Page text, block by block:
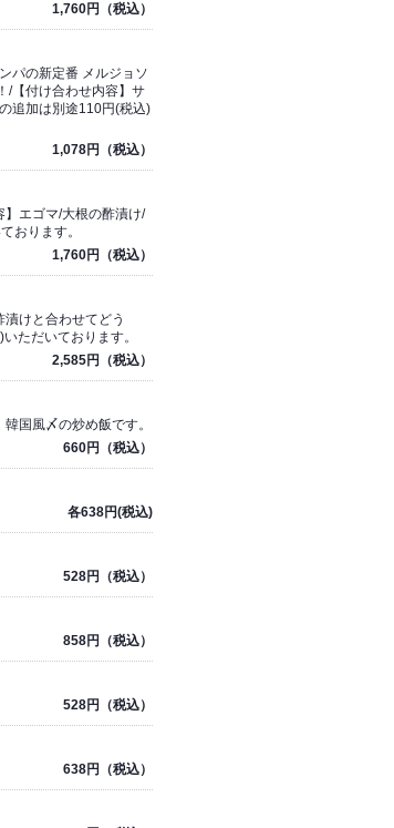
1,760円（税込）
パの新定番 メルジョソ
/【付け合わせ内容】サ
追加は別途110円(税込)
1,078円（税込）
エゴマ/大根の酢漬け/
おります。
1,760円（税込）
けと合わせてどう
ただいております。
2,585円（税込）
国風〆の炒め飯です。
660円（税込）
各638円(税込)
528円（税込）
858円（税込）
528円（税込）
638円（税込）